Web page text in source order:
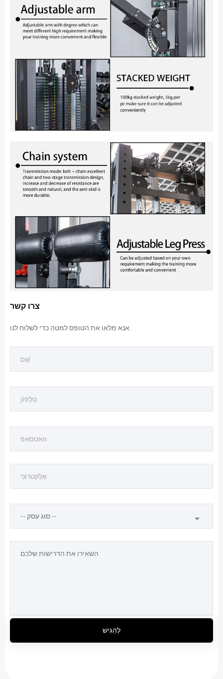
צרו קשר
אנא מלאו את הטופס למטה כדי לשלוח לנו.
לְהַגִישׁ